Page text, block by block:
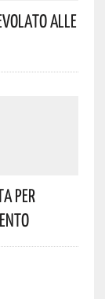
Alle
Per